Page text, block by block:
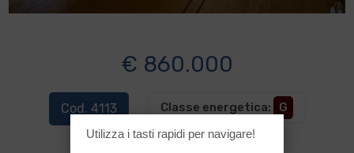
€ 860.000
Cod. 4113 Classe energetica: G
Utilizza i tasti rapidi per navigare!